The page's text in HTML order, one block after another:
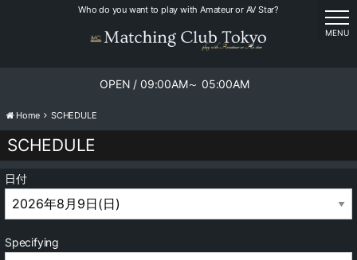
Who do you want to play with Amateur or AV Star?
OPEN / 09:00AM～ 05:00AM
Home SCHEDULE
SCHEDULE
日付
Specifying
MENU